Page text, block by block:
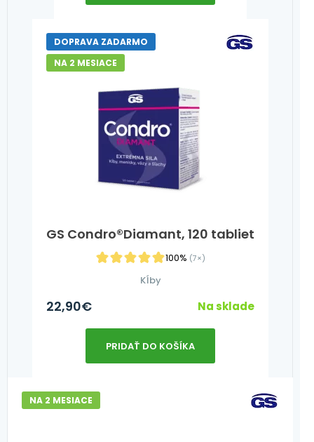
GS Condro®Diamant, 120 tabliet
100% (7×)
DOPRAVA ZADARMO
NA 2 MESIACE
Kĺby
22,90€ Na sklade
PRIDAŤ DO KOŠÍKA
NA 2 MESIACE